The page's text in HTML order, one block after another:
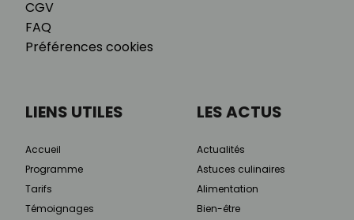
CGV
FAQ
Préférences cookies
LIENS UTILES
Accueil
Programme
Tarifs
Témoignages
LES ACTUS
Actualités
Astuces culinaires
Alimentation
Bien-être